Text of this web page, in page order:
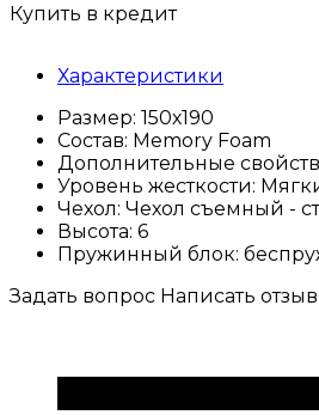
Купить в кредит
Характеристики
Размер: 150х190
Состав: Memory Foam
Дополнительные
Уровень жесткости:
Чехол: Чехол съемный -
Высота: 6
Пружинный блок:
Задать вопрос Написать отзыв